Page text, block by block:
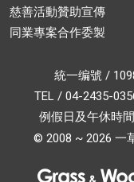
慈善活動贊助宣傳
同業專案合作委製
統一编號 /
TEL / 04-2435-
例假日及午休時
© 2008 ~ 2026 一